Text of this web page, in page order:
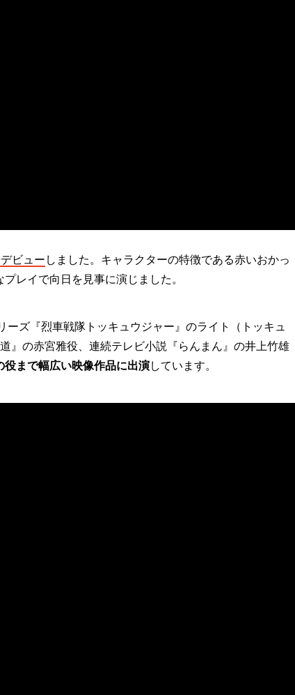
ビュー しました。キャラクターの特徴である赤いおかっ
レイで向日を見事に演じました。
ズ『烈車戦隊トッキュウジャー』のライト（トッキュ
』の赤宮雅役、連続テレビ小説『らんまん』の井上竹雄
まで幅広い映像作品に出演しています。